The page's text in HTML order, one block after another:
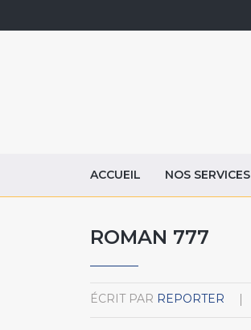
ACCUEIL NOS SERVICES
ROMAN 777
ÉCRIT PAR REPORTER